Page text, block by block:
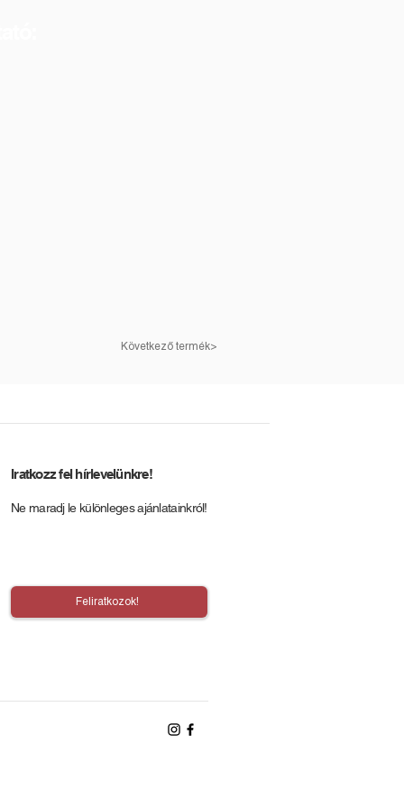
<Következő termék
Iratkozz fel hírlevelünkre!
Ne maradj le különleges ajánlatainkról!
Feliratkozok!